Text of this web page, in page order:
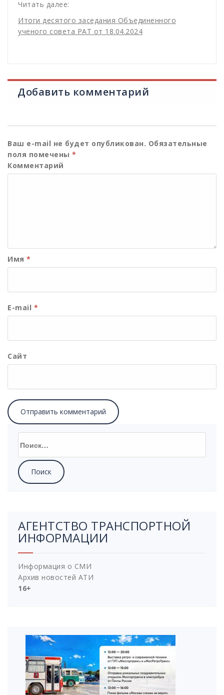
Читать далее:
Итоги десятого заседания Объединенного
ученого совета РАТ от 18.04.2024
Добавить комментарий
Ваш e-mail не будет опубликован. Обязательные
поля помечены *
Комментарий
Имя *
E-mail *
Сайт
АГЕНТСТВО ТРАНСПОРТНОЙ
ИНФОРМАЦИИ
Информация о СМИ
Архив новостей АТИ
16+